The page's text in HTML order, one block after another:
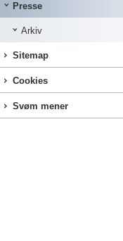
Presse
Arkiv
Sitemap
Cookies
Svøm mener